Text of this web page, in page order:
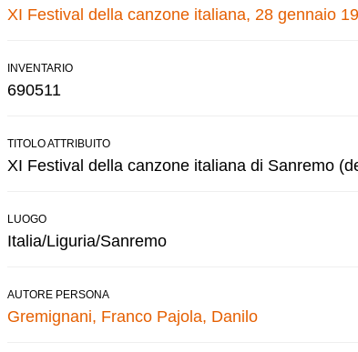
XI Festival della canzone italiana, 28 gennaio
INVENTARIO
690511
TITOLO ATTRIBUITO
XI Festival della canzone italiana di Sanremo
LUOGO
Italia/Liguria/Sanremo
AUTORE PERSONA
Gremignani, Franco Pajola, Danilo